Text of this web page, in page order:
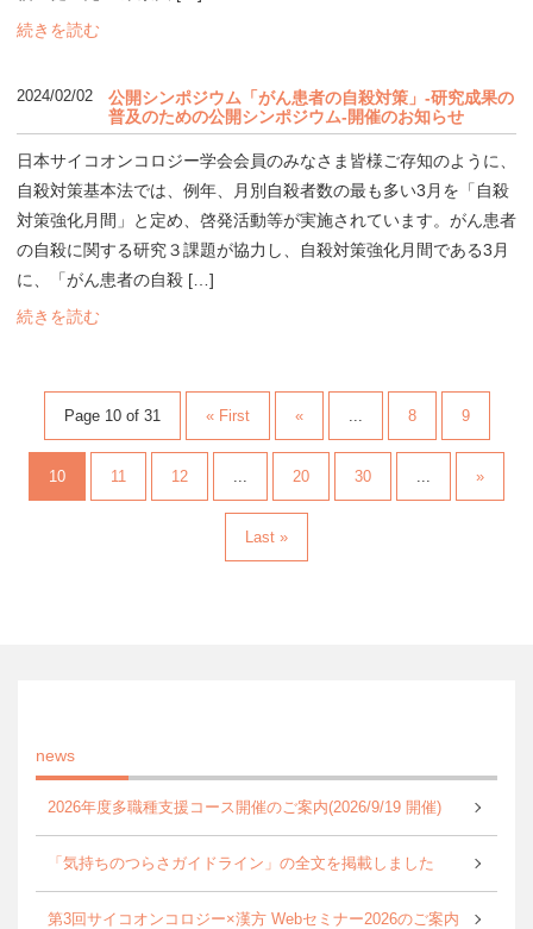
続きを読む
2024/02/02
公開シンポジウム「がん患者の自殺対策」-研究成果の
普及のための公開シンポジウム-開催のお知らせ
日本サイコオンコロジー学会会員のみなさま皆様ご存知のように、
自殺対策基本法では、例年、月別自殺者数の最も多い3月を「自殺
対策強化月間」と定め、啓発活動等が実施されています。がん患者
の自殺に関する研究３課題が協力し、自殺対策強化月間である3月
に、「がん患者の自殺 […]
続きを読む
Page 10 of 31 « First « ... 8 9
10 11 12 ... 20 30 ... »
Last »
news
2026年度多職種支援コース開催のご案内(2026/9/19 開催)
「気持ちのつらさガイドライン」の全文を掲載しました
第3回サイコオンコロジー×漢方 Webセミナー2026のご案内